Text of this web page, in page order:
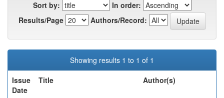
Sort by:
In order:
Results/Page
Authors/Record:
Showing results 1 to 1 of 1
Issue
Date
Title Author(s)